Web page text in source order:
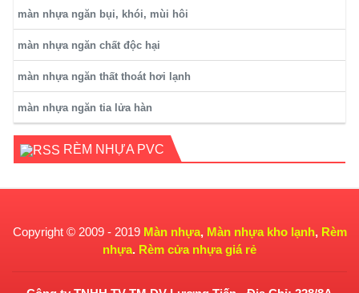
màn nhựa ngăn bụi, khói, mùi hôi
màn nhựa ngăn chất độc hại
màn nhựa ngăn thất thoát hơi lạnh
màn nhựa ngăn tia lửa hàn
RÈM NHỰA PVC
Copyright © 2009 - 2019 Màn nhựa, Màn nhựa kho lạnh, Rèm
nhựa. Rèm cửa nhựa giá rẻ